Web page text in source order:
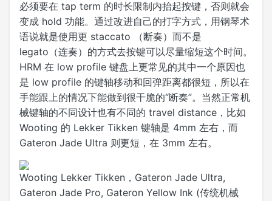
必须要在 tap term 的时长限制内抬起按键，否则就会
变成 hold 功能。通过改进自己的打字方式，用钢琴术
语说就是使用更 staccato （断奏）而不是
legato（连奏）的方式去按键可以尽量缩短这个时间。
HRM 在 low profile 键盘上更常见的其中一个原因也
是 low profile 的键轴移动和回弹距离都很短，所以在
手能跟上的情况下能做到很干脆的“断奏”。当然正常机
械键轴的不同设计也有不同的 travel distance，比如
Wooting 的 Lekker Tikken 键轴是 4mm 左右，而
Gateron Jade Ultra 则更短，在 3mm 左右。
Wooting Lekker Tikken，Gateron Jade Ultra,
Gateron Jade Pro, Gateron Yellow Ink (传统机械